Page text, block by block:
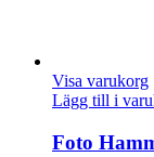
Visa varukorg
Lägg till i
Foto